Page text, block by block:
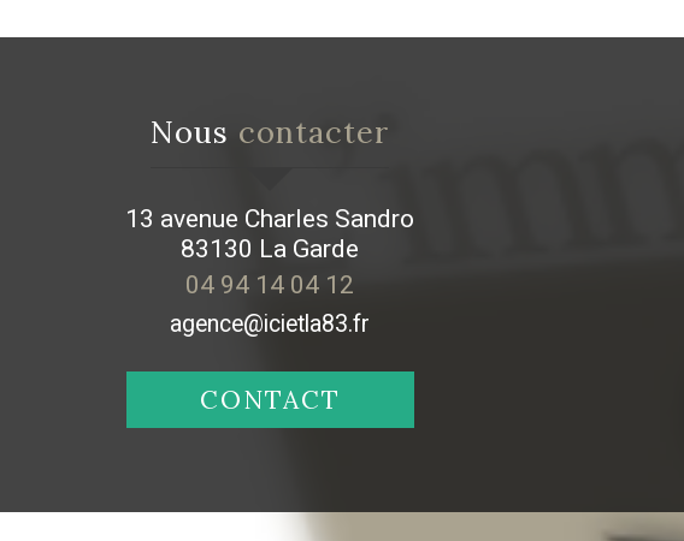
Nous contacter
13 avenue Charles Sandro
83130 La Garde
04 94 14 04 12
agence@icietla83.fr
CONTACT